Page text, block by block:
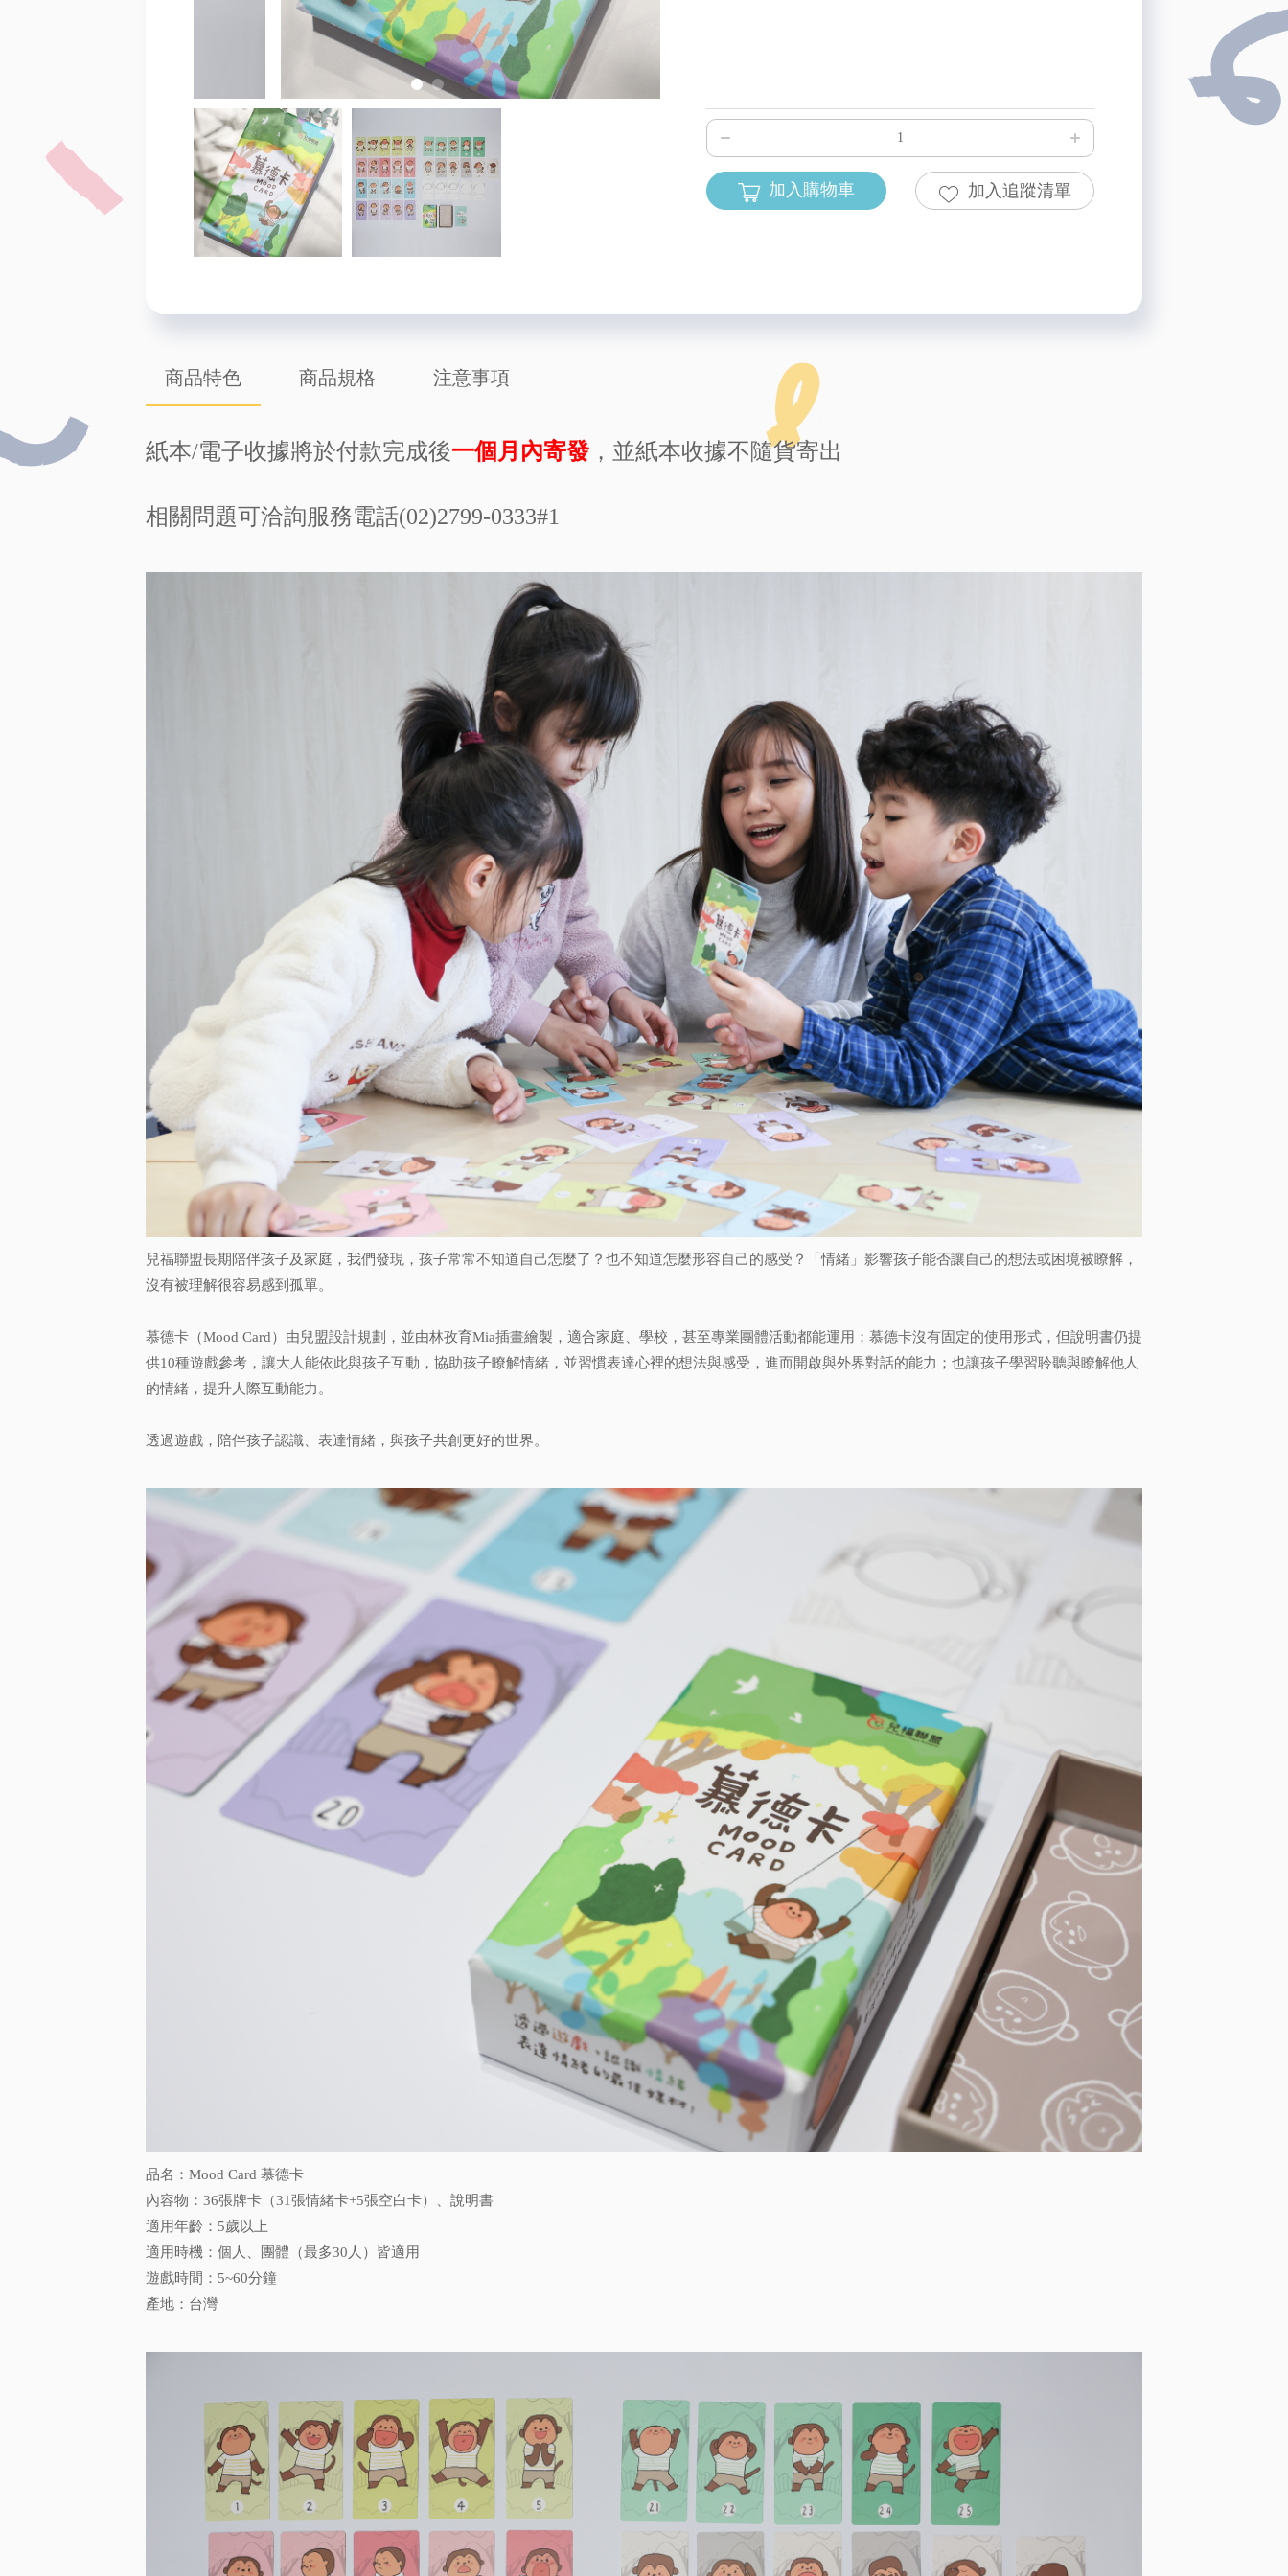
加入購物車 加入追蹤清單
商品特色 商品規格 注意事項
紙本/電子收據將於付款完成後一個月內寄發 ，並紙本收據不隨貨寄出
相關問題可洽詢服務電話(02)2799-0333#1
兒福聯盟長期陪伴孩子及家庭，我們發現，孩子常常不知道自己怎麼了？也不知道怎麼形容自己的感受？「情緒」影響孩子能否讓自己的想法或困境被瞭解，
沒有被理解很容易感到孤單。
慕德卡（Mood Card）由兒盟設計規劃，並由林孜育Mia插畫繪製，適合家庭、學校，甚至專業團體活動都能運用；慕德卡沒有固定的使用形式，但說明書仍提
供10種遊戲參考，讓大人能依此與孩子互動，協助孩子瞭解情緒，並習慣表達心裡的想法與感受，進而開啟與外界對話的能力；也讓孩子學習聆聽與瞭解他人
的情緒，提升人際互動能力。
透過遊戲，陪伴孩子認識、表達情緒，與孩子共創更好的世界。
品名：Mood Card 慕德卡
內容物：36張牌卡（31張情緒卡+5張空白卡）、說明書
適用年齡：5歲以上
適用時機：個人、團體（最多30人）皆適用
遊戲時間：5~60分鐘
產地：台灣